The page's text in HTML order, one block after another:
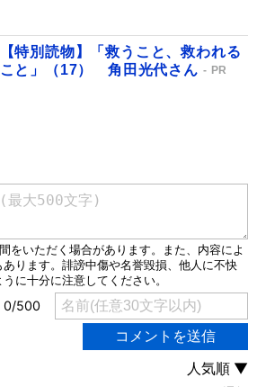
【特別読物】「救うこと、救われる
こと」（17） 角田光代さん
PR